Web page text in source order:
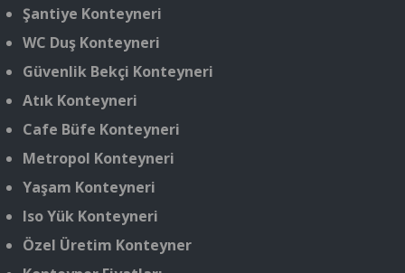
Şantiye Konteyneri
WC Duş Konteyneri
Güvenlik Bekçi Konteyneri
Atık Konteyneri
Cafe Büfe Konteyneri
Metropol Konteyneri
Yaşam Konteyneri
Iso Yük Konteyneri
Özel Üretim Konteyner